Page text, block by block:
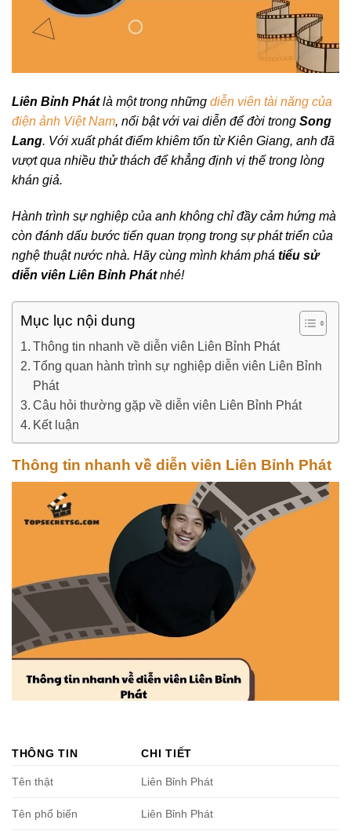
Liên Bỉnh Phátlà một trong những diễn viên tài năng của
điện ảnh Việt Nam, nổi bật với vai diễn để đời trong Song
Lang. Với xuất phát điểm khiêm tốn từ Kiên Giang, anh đã
vượt qua nhiều thử thách để khẳng định vị thế trong lòng
khán giả.
Hành trình sự nghiệp của anh không chỉ đầy cảm hứng mà
còn đánh dấu bước tiến quan trọng trong sự phát triển của
nghệ thuật nước nhà. Hãy cùng mình khám phá tiểu sử
diễn viên Liên Bỉnh Phátnhé!
Mục lục nội dung
Thông tin nhanh về diễn viên Liên Bỉnh Phát
Tổng quan hành trình sự nghiệp diễn viên Liên Bỉnh
Phát
Câu hỏi thường gặp về diễn viên Liên Bỉnh Phát
Kết luận
Thông tin nhanh về diễn viên Liên Bỉnh Phát
THÔNG TIN CHI TIẾT
Tên thật Liên Bỉnh Phát
Tên phổ biến Liên Bỉnh Phát